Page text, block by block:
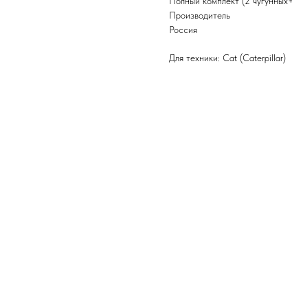
Производитель
Россия
Для техники: Cat (Caterpillar)